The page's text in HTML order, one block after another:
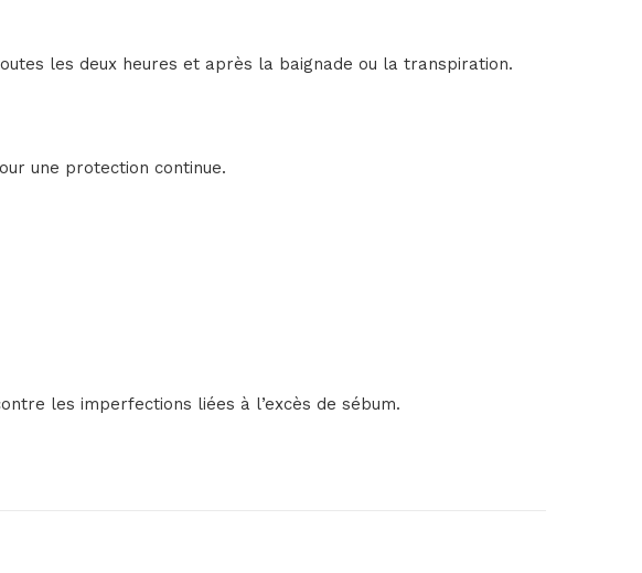
les deux heures et après la baignade ou la transpiration.
une protection continue.
les imperfections liées à l’excès de sébum.